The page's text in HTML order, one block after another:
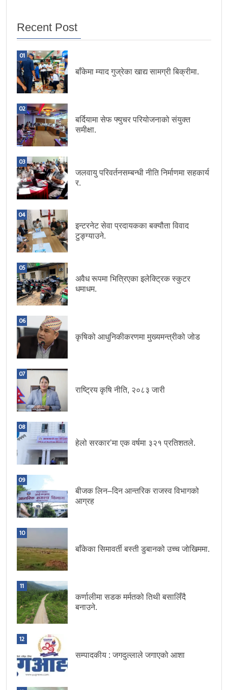
Recent Post
01
बाँकेमा म्याद गुज्रेका खाद्य सामग्री बिक्रीमा.
02
बर्दियामा सेफ फ्युचर परियोजनाको संयुक्त
समीक्षा.
03
जलवायु परिवर्तनसम्बन्धी नीति निर्माणमा सहकार्य
र.
04
इन्टरनेट सेवा प्रदायकका बक्यौता विवाद
टुङ्ग्याउने.
05
अवैध रूपमा भित्रिएका इलेक्ट्रिक स्कुटर
धमाधम.
06
कृषिको आधुनिकीकरणमा मुख्यमन्त्रीको जोड
07
राष्ट्रिय कृषि नीति, २०८३ जारी
08
हेलो सरकार’मा एक वर्षमा ३२१ प्रतिशतले.
09
बीजक लिन–दिन आन्तरिक राजस्व विभागको
आग्रह
10
बाँकेका सिमावर्ती बस्ती डुबानको उच्च जोखिममा.
11
कर्णालीमा सडक मर्मतको तिथी बसालिँदै
बनाउने.
12
सम्पादकीय : जगदुल्लाले जगाएको आशा